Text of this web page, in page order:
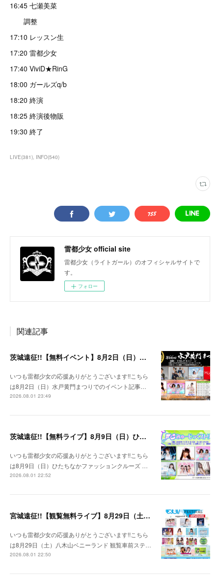
16:45 七瀬美菜
調整
17:10 レッスン生
17:20 雷都少女
17:40 ViviD★RinG
18:00 ガールズq/b
18:20 終演
18:25 終演後物販
19:30 終了
LIVE(381) INFO(540)
雷都少女 official site
雷都少女（ライトガール）のオフィシャルサイトで
す。
フォロー
関連記事
茨城遠征!!【無料イベント】8月2日（日）水戸黄門まつり
いつも雷都少女の応援ありがとうございます!!こちら
は8月2日（日）水戸黄門まつりでのイベント記事…
2026.08.01 23:49
茨城遠征!!【無料ライブ】8月9日（日）ひたちなかファッションクルーズ 野外ステージ
いつも雷都少女の応援ありがとうございます!!こちら
は8月9日（日）ひたちなかファッションクルーズ …
2026.08.01 22:52
宮城遠征!!【観覧無料ライブ】8月29日（土）八木山ベニーランド
いつも雷都少女の応援ありがとうございます!!こちら
は8月29日（土）八木山ベニーランド 観覧車前ステ…
2026.08.01 22:50